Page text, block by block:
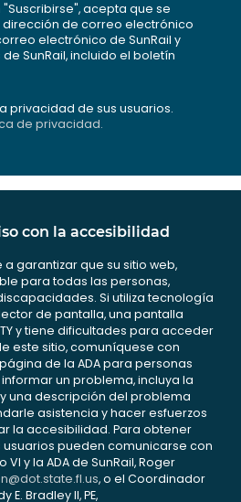
acepta que se
de correo electrónico
electrónico de SunRail y
SunRail, incluido el boletín
privacidad de sus usuarios.
de privacidad.
con la accesibilidad
garantizar que su sitio web,
para todas las personas,
Si utiliza tecnología
de pantalla, una pantalla
y tiene dificultades para acceder
este sitio, comuníquese con
de la ADA para personas
un problema, incluya la
una descripción del problema
asistencia y hacer esfuerzos
la accesibilidad. Para obtener
pueden comunicarse con
y la ADA de SunRail, Roger
, o el Coordinador
E. Bradley II, PE,